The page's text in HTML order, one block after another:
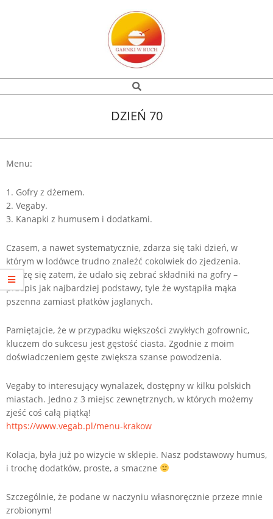
Garnki
ruch
Search
DZIEŃ 70
Menu:
1. Gofry z dżemem.
2. Vegaby.
3. Kanapki z humusem i dodatkami.
Czasem, a nawet systematycznie, zdarza się taki dzień, w
którym w lodówce trudno znaleźć cokolwiek do zjedzenia.
Cieszę się zatem, że udało się zebrać składniki na gofry –
przepis jak najbardziej podstawy, tyle że wystąpiła mąka
pszenna zamiast płatków jaglanych.
Pamiętajcie, że w przypadku większości zwykłych gofrownic,
kluczem do sukcesu jest gęstość ciasta. Zgodnie z moim
doświadczeniem gęste zwiększa szanse powodzenia.
Vegaby to interesujący wynalazek, dostępny w kilku polskich
miastach. Jedno z 3 miejsc zewnętrznych, w których możemy
zjeść coś całą piątką!
https://www.vegab.pl/menu-krakow
Kolacja, była już po wizycie w sklepie. Nasz podstawowy humus,
i trochę dodatków, proste, a smaczne
Szczególnie, że podane w naczyniu własnoręcznie przeze mnie
zrobionym!